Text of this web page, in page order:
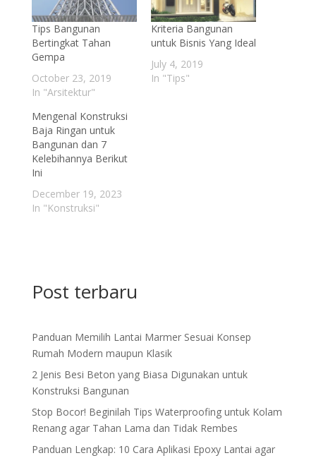
Tips Bangunan
Bertingkat Tahan
Gempa
October 23, 2019
In "Arsitektur"
Kriteria Bangunan
untuk Bisnis Yang Ideal
July 4, 2019
In "Tips"
Mengenal Konstruksi
Baja Ringan untuk
Bangunan dan 7
Kelebihannya Berikut
Ini
December 19, 2023
In "Konstruksi"
Post terbaru
Panduan Memilih Lantai Marmer Sesuai Konsep
Rumah Modern maupun Klasik
2 Jenis Besi Beton yang Biasa Digunakan untuk
Konstruksi Bangunan
Stop Bocor! Beginilah Tips Waterproofing untuk Kolam
Renang agar Tahan Lama dan Tidak Rembes
Panduan Lengkap: 10 Cara Aplikasi Epoxy Lantai agar